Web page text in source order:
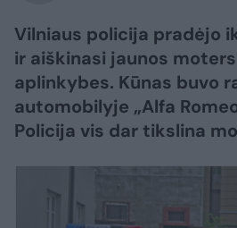
Vilniaus policija pradėjo
ir aiškinasi jaunos
aplinkybes. Kūnas buvo
automobilyje „Alfa
Policija vis dar tikslina